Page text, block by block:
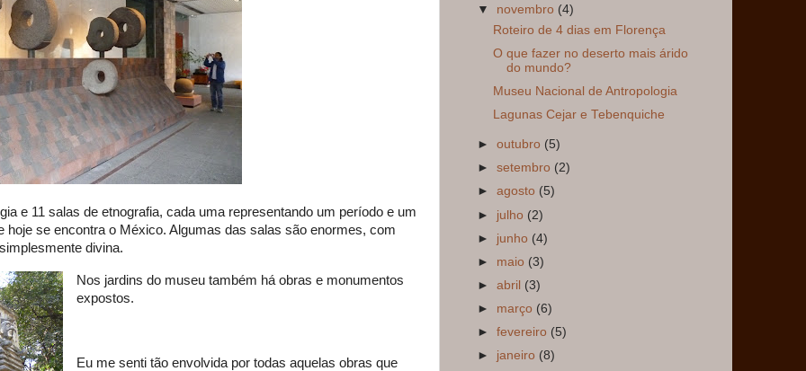
e 11 salas de etnografia, cada uma representando um período e um
hoje se encontra o México. Algumas das salas são enormes, com
divina.
Nos jardins do museu também há obras e monumentos
expostos.
Eu me senti tão envolvida por todas aquelas obras que
▼ novembro (4)
Roteiro de 4 dias em Florença
O que fazer no deserto mais árido
do mundo?
Museu Nacional de Antropologia
Lagunas Cejar e Tebenquiche
►outubro (5)
►setembro (2)
►agosto (5)
► julho (2)
► junho (4)
► maio (3)
►abril (3)
► março (6)
►fevereiro (5)
► janeiro (8)